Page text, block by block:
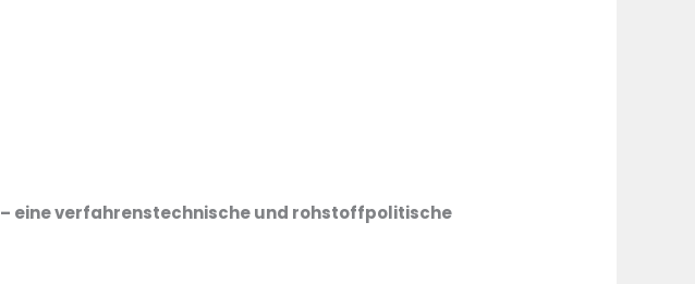
– eine verfahrenstechnische und rohstoffpolitische